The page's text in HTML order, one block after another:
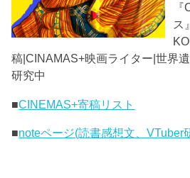
ス
稿|CINAMAS+映画ライター|世界
研究中
■CINEMAS+寄稿リスト
■noteページ(読書感想文、VTuber